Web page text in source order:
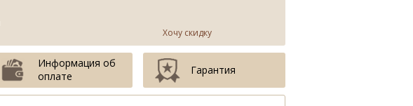
Хочу скидку
Информация об
оплате
Гарантия